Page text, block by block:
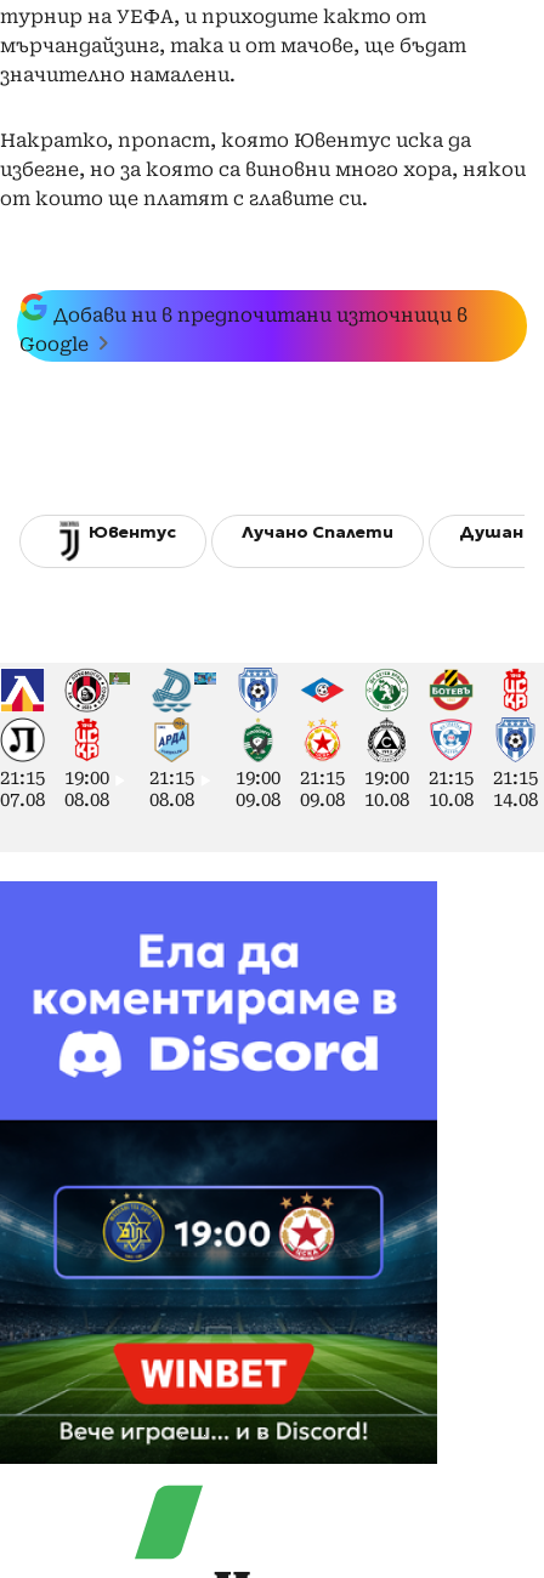
турнир на УЕФА, и приходите както от
мърчандайзинг, така и от мачове, ще бъдат
значително намалени.
Накратко, пропаст, която Ювентус иска да
избегне, но за която са виновни много хора, някои
от които ще платят с главите си.
Добави ни в предпочитани източници в
Google
Ювентус Лучано Спалети Душан
21:15
07.08
19:00
08.08
21:15
08.08
19:00
09.08
21:15
09.08
19:00
10.08
21:15
10.08
21:15
14.08